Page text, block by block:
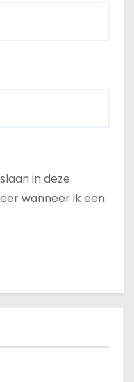
in deze
wanneer ik een